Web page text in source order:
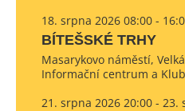
18. srpna 2026 08:00 -
BÍTEŠSKÉ TRHY
Masarykovo náměstí,
Informační centrum a
21. srpna 2026 20:00 - 23.